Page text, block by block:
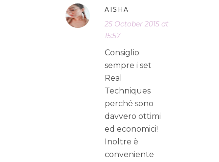
AISHA
25 October 2015 at
15:57
Consiglio
sempre i set
Real
Techniques
perché sono
davvero ottimi
ed economici!
Inoltre è
conveniente